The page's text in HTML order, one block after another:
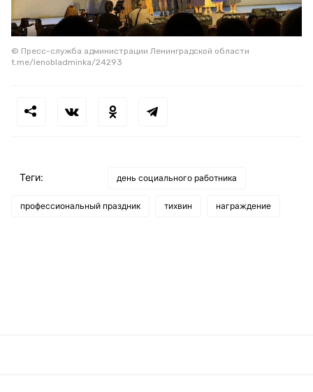
© Пресс-служба администрации Ленинградской области
t.me/lenobladminka/24293
Теги: день социального работника
профессиональный праздник тихвин награждение